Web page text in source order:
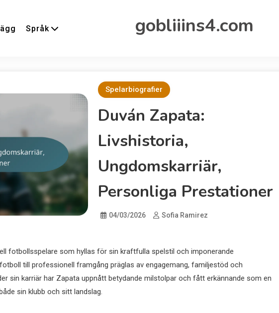
Språk gobliiins4.com
Spelarbiografier
Duván Zapata:
Livshistoria,
Ungdomskarriär,
Personliga Prestationer
04/03/2026 Sofia Ramirez
fotbollsspelare som hyllas för sin kraftfulla spelstil och imponerande
till professionell framgång präglas av engagemang, familjestöd och
sin karriär har Zapata uppnått betydande milstolpar och fått erkännande som en
sin klubb och sitt landslag.